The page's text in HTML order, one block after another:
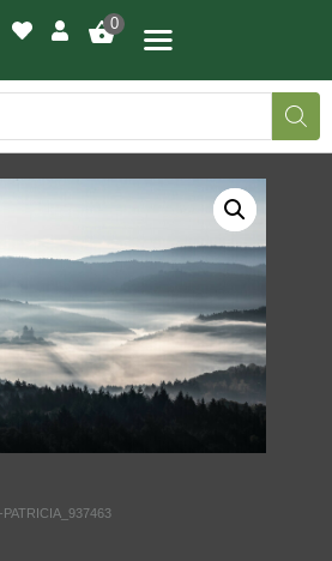
0
IHR BILD
PATRICIA_937463